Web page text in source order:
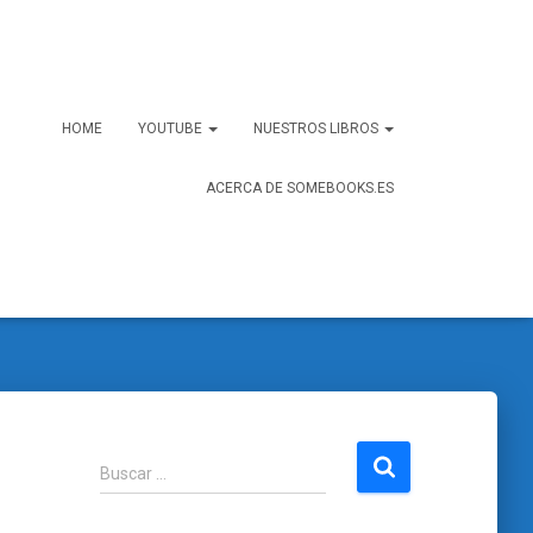
HOME YOUTUBE NUESTROS LIBROS
ACERCA DE SOMEBOOKS.ES
B
u
Buscar …